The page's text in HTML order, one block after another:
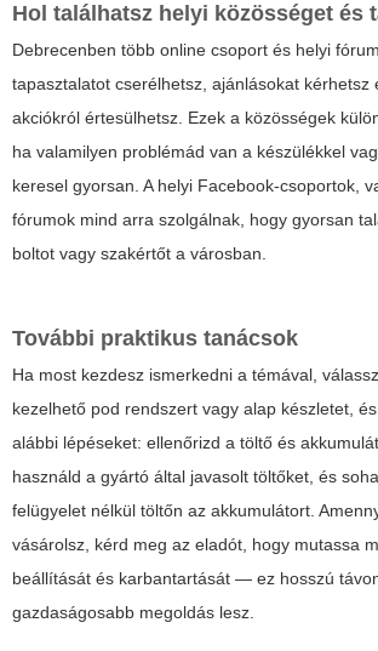
Hol találhatsz helyi közösséget és
Debrecenben több online csoport és helyi
tapasztalatot cserélhetsz, ajánlásokat kérhetsz
akciókról értesülhetsz. Ezek a közösségek
ha valamilyen problémád van a készülékkel
keresel gyorsan. A helyi Facebook-csoportok,
fórumok mind arra szolgálnak, hogy gyorsan
boltot vagy szakértőt a városban.
További praktikus tanácsok
Ha most kezdesz ismerkedni a témával,
kezelhető pod rendszert vagy alap készletet,
alábbi lépéseket: ellenőrizd a töltő és
használd a gyártó által javasolt töltőket, és
felügyelet nélkül töltőn az akkumulátort.
vásárolsz, kérd meg az eladót, hogy mutassa
beállítását és karbantartását — ez hosszú
gazdaságosabb megoldás lesz.